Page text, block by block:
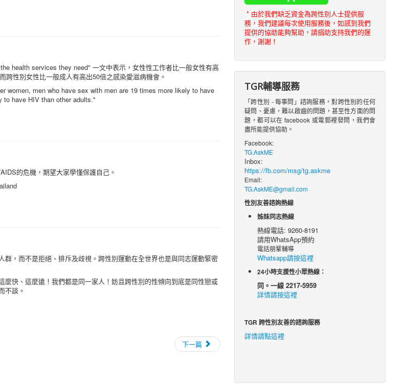
health services they need" 一文中表示，女性性工作者比一般女性有高
性別女性比一般成人有高出50倍之感染愛滋病機會。
women, men who have sex with men are 19 times more likely to have
to have HIV than other adults."
的危機，期望大家學懂保護自己。
，而不是拒絕、排斥及歧視。跨性別運動在全世界也是與同志運動緊密
快、這麼遠！我們都是同一家人！妨且跨性別的性傾向到底是同性戀或
不談。
下一篇
* 由於我們缺乏資金為跨性別人士提供服
務，我們建議每次使用服務後，如感到我們
提供的協助能夠幫助，請捐助支持我們的運
作，謝謝！
TGR輔導服務
「跨性別 - 每事問」諮詢服務，對跨性別的任何
疑問、憂慮，難以啟齒的問題，甚至性方面的問
題，都可以在 facebook 或電郵裡發問，我們會
盡所能提供協助。
Facebook:
TG.AskME
Inbox:
https://fb.com/msg/tg.askme
Email:
TG.AskME@gmail.com
性別友善諮詢熱線
姊妹同志熱線
熱線電話: 9260-8191
請用WhatsApp預約
電話朋輩輔導
Whatsapp請按這裡
24小時支援性小眾熱線：
同。一線 2217-5959
詳情請按這裡
TGR 跨性別友善的諮詢服務
詳情請點這裡